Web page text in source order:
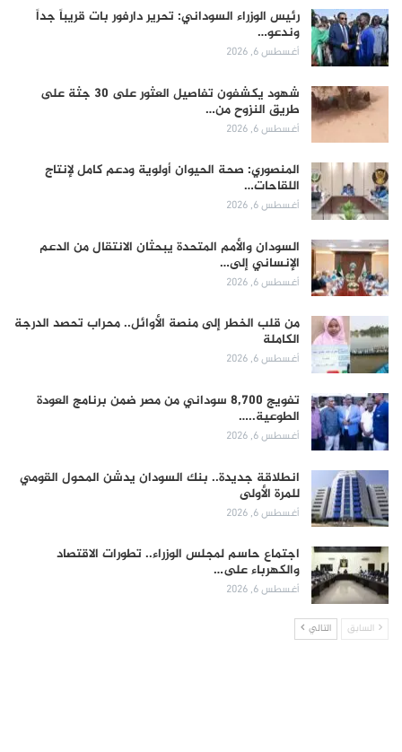
رئيس الوزراء السوداني: تحرير دارفور بات قريباً جداً
وندعو…
أغسطس 6, 2026
شهود يكشفون تفاصيل العثور على 30 جثة على
طريق النزوح من…
أغسطس 6, 2026
المنصوري: صحة الحيوان أولوية ودعم كامل لإنتاج
اللقاحات…
أغسطس 6, 2026
السودان والأمم المتحدة يبحثان الانتقال من الدعم
الإنساني إلى…
أغسطس 6, 2026
من قلب الخطر إلى منصة الأوائل.. محراب تحصد الدرجة
الكاملة
أغسطس 6, 2026
تفويج 8,700 سوداني من مصر ضمن برنامج العودة
الطوعية..…
أغسطس 6, 2026
انطلاقة جديدة.. بنك السودان يدشن المحول القومي
للمرة الأولى
أغسطس 6, 2026
اجتماع حاسم لمجلس الوزراء.. تطورات الاقتصاد
والكهرباء على…
أغسطس 6, 2026
السابق التالي